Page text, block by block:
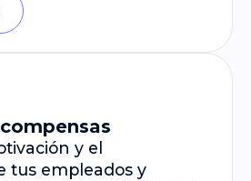
y el
tus empleados y